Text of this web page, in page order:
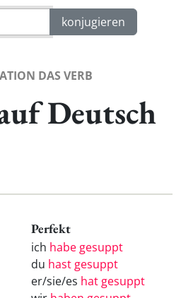
DAS VERB
Deutsch
Perfekt
ich habe gesuppt
du hast gesuppt
er/sie/es hat gesuppt